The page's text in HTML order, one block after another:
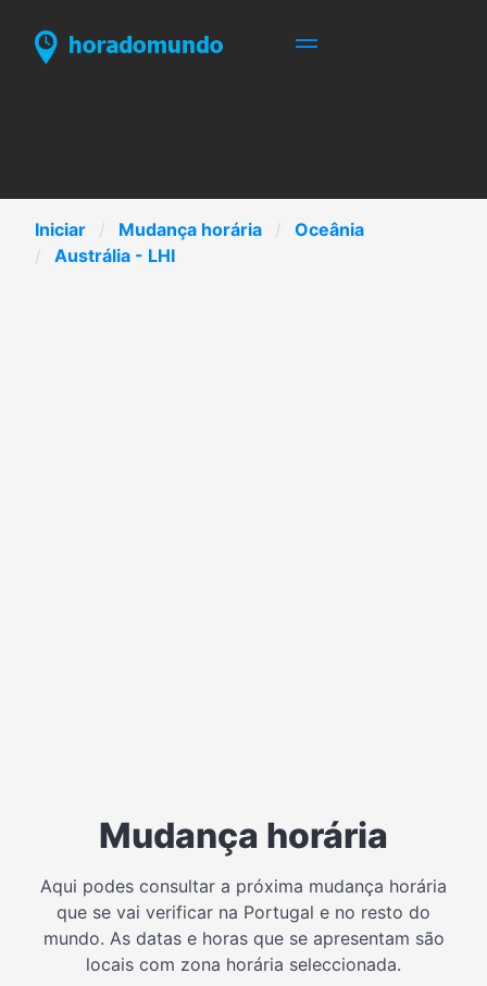
Iniciar Mudança horária
Oceânia
Austrália - LHI
Mudança horária
Aqui podes consultar a próxima mudança horária
que se vai verificar na Portugal e no resto do
mundo. As datas e horas que se apresentam são
locais com zona horária seleccionada.